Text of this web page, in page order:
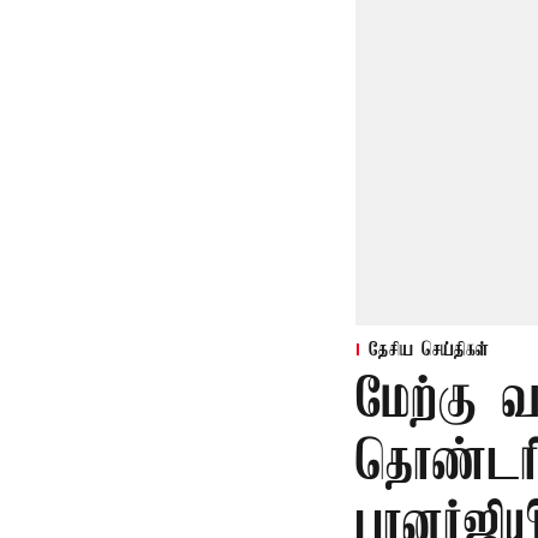
தேசிய செய்திகள்
மேற்கு